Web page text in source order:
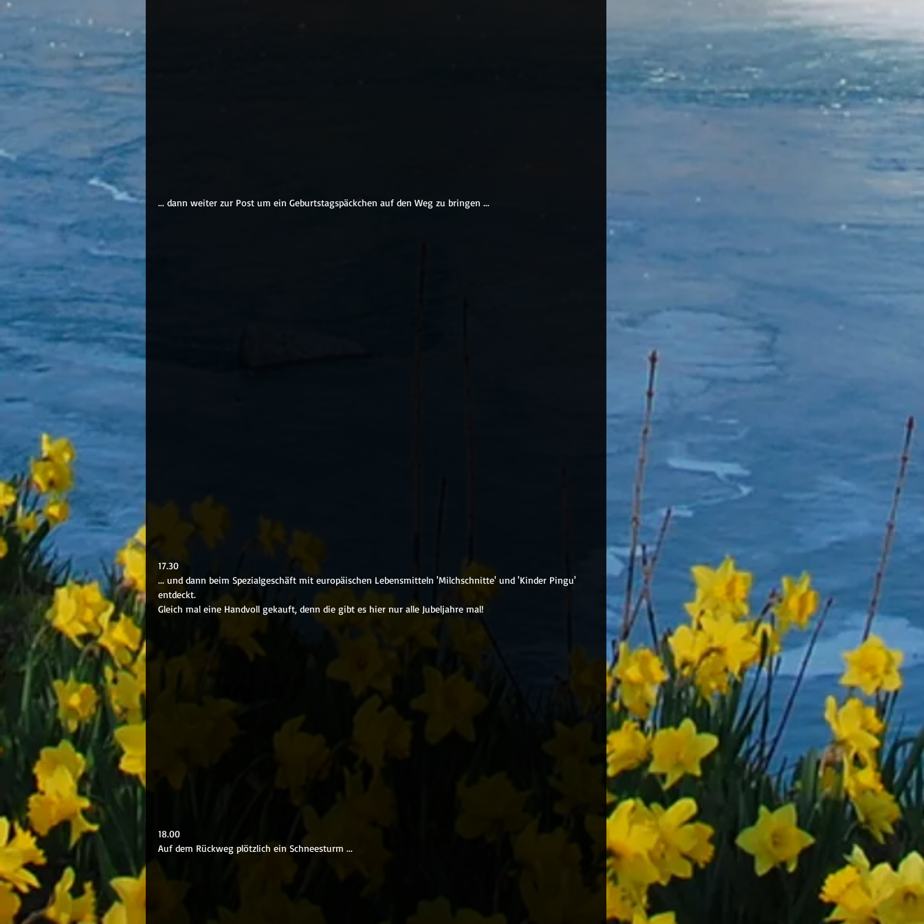
... dann weiter zur Post um ein Geburtstagspäckchen auf den Weg zu bringen ...
17.30
... und dann beim Spezialgeschäft mit europäischen Lebensmitteln 'Milchschnitte' und 'Kinder Pingu'
entdeckt.
Gleich mal eine Handvoll gekauft, denn die gibt es hier nur alle Jubeljahre mal!
18.00
Auf dem Rückweg plötzlich ein Schneesturm ...